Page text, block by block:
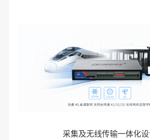
采集及无线传输一体化